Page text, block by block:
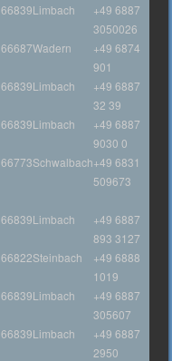
66839Limbach
+49 6887
3050026
66687Wadern
+49 6874
901
66839Limbach
+49 6887
32 39
66839Limbach
+49 6887
9030 0
66773Schwalbach+49 6831
509673
66839Limbach
+49 6887
893 3127
66822Steinbach
+49 6888
1019
66839Limbach
+49 6887
305607
66839Limbach
+49 6887
2950